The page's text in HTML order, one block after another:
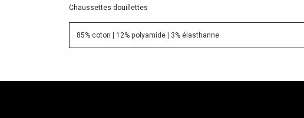
Chaussettes douillettes
85% coton | 12% polyamide | 3% élasthanne